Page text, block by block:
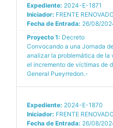
Expediente: 2024-E-1871
Iniciador: FRENTE
Fecha de Entrada: 26/08/
Proyecto 1: Decreto
Convocando a una Jornada
analizar la problemática de la
el incremento de víctimas de
General Pueyrredon.-
Expediente: 2024-E-1870
Iniciador: FRENTE
Fecha de Entrada: 26/08/